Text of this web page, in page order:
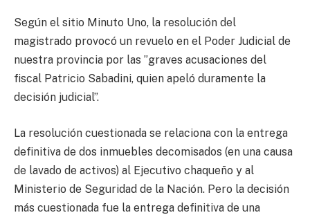
Según el sitio Minuto Uno, la resolución del
magistrado provocó un revuelo en el Poder Judicial de
nuestra provincia por las ”graves acusaciones del
fiscal Patricio Sabadini, quien apeló duramente la
decisión judicial”.
La resolución cuestionada se relaciona con la entrega
definitiva de dos inmuebles decomisados (en una causa
de lavado de activos) al Ejecutivo chaqueño y al
Ministerio de Seguridad de la Nación. Pero la decisión
más cuestionada fue la entrega definitiva de una